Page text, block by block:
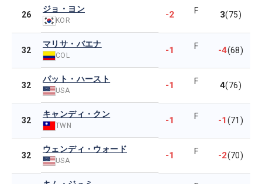
26
ジョ・ヨン
KOR
-2 F 3(75)
32
マリサ・バエナ
COL -1 F -4(68)
32
パット・ハースト
USA -1 F 4(76)
32
キャンディ・クン
TWN -1 F -1(71)
32
ウェンディ・ウォード
USA -1 F -2(70)